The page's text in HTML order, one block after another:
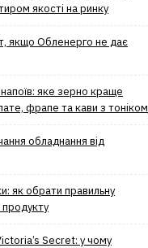
якості на ринку
якщо Обленерго не дає
яке зерно краще
фрапе та кави з тоніком
обладнання від
як обрати правильну
продукту
Secret: у чому